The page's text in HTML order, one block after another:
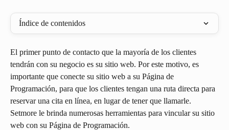
Índice de contenidos
El primer punto de contacto que la mayoría de los clientes
tendrán con su negocio es su sitio web. Por este motivo, es
importante que conecte su sitio web a su Página de
Programación, para que los clientes tengan una ruta directa para
reservar una cita en línea, en lugar de tener que llamarle.
Setmore le brinda numerosas herramientas para vincular su sitio
web con su Página de Programación.